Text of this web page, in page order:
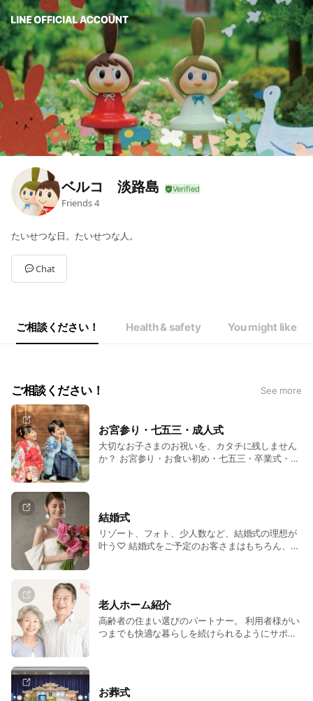
ベルコ 淡路島
Friends4
たいせつな日。たいせつな人。
Chat
ご相談ください！ Health & safety You might like
ご相談ください！ See more
お宮参り・七五三・成人式
大切なお子さまのお祝いを、カタチに残しません
か？ お宮参り・お食い初め・七五三・卒業式・成
結婚式
リゾート、フォト、少人数など、結婚式の理想が
叶う♡ 結婚式をご予定のお客さまはもちろん、ま
老人ホーム紹介
高齢者の住まい選びのパートナー。 利用者様がい
つまでも快適な暮らしを続けられるようにサポー
お葬式